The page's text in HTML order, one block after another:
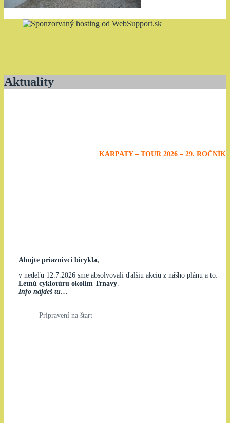
Aktuality
KARPATY – TOUR 2026 – 29. ROČNÍK
Ahojte priaznivci bicykla,
v nedeľu 12.7.2026 sme absolvovali ďalšiu akciu z nášho plánu a to:
Letnú cyklotúru okolím Trnavy.
Info nájdeš tu…
Pripravení na štart